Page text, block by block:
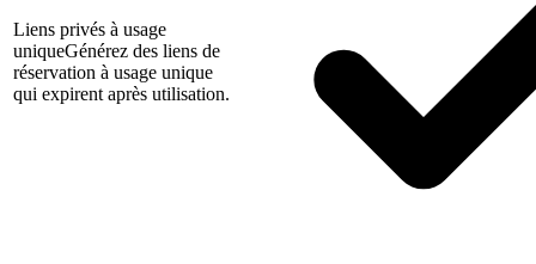
Liens privés à usage
uniqueGénérez des liens de
réservation à usage unique
qui expirent après utilisation.